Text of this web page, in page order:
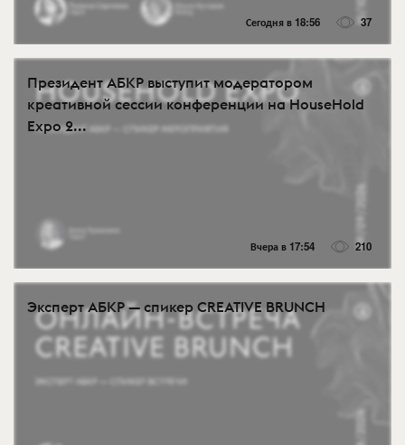
Сегодня в 18:56 37
Президент АБКР выступит модератором
креативной сессии конференции на HouseHold
Expo 2...
Вчера в 17:54 210
Эксперт АБКР — спикер CREATIVE BRUNCH